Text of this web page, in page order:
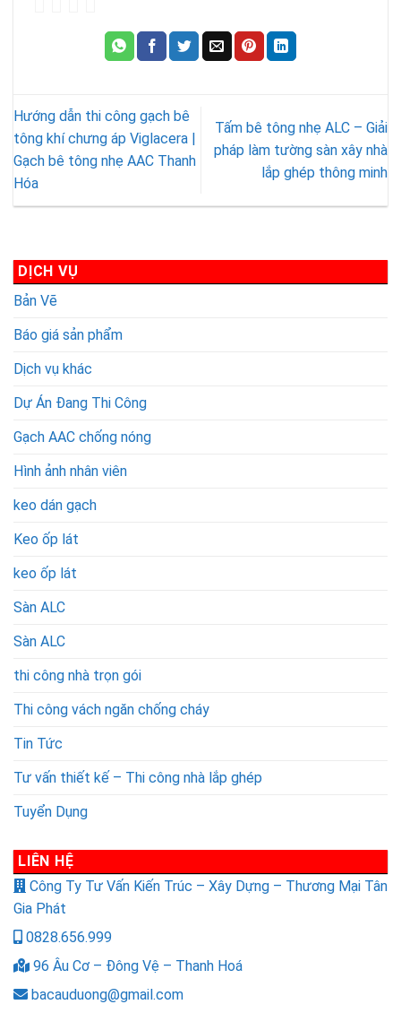
biết
về
nhà
Chống
Nóng
Khí
Chưng
Áp
AAC
nhà
|
thượng|
Mái
Chống
Nóng
khí
chưng
áp
AAC
Mái
Hướng dẫn thi công gạch bê
tông khí chưng áp Viglacera |
Gạch bê tông nhẹ AAC Thanh
Hóa
Tấm bê tông nhẹ ALC – Giải
pháp làm tường sàn xây nhà
lắp ghép thông minh
DỊCH VỤ
Bản Vẽ
Báo giá sản phẩm
Dịch vụ khác
Dự Án Đang Thi Công
Gạch AAC chống nóng
Hình ảnh nhân viên
keo dán gạch
Keo ốp lát
keo ốp lát
Sàn ALC
Sàn ALC
thi công nhà trọn gói
Thi công vách ngăn chống cháy
Tin Tức
Tư vấn thiết kế – Thi công nhà lắp ghép
Tuyển Dụng
LIÊN HỆ
Công Ty Tư Vấn Kiến Trúc – Xây Dựng – Thương Mại Tân
Gia Phát
0828.656.999
96 Âu Cơ – Đông Vệ – Thanh Hoá
bacauduong@gmail.com